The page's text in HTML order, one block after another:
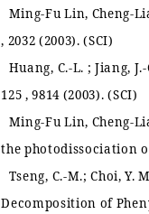
Ming-Fu Lin, Cheng-
, 2032 (2003). (SCI)
Huang, C.-L. ; Jiang,
125 , 9814 (2003). (SCI)
Ming-Fu Lin, Cheng-
the photodissociation
Tseng, C.-M.; Choi, Y.
Decomposition of